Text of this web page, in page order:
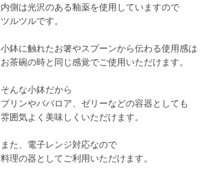
内側は光沢のある釉薬を使用していますので
ツルツルです。
小鉢に触れたお箸やスプーンから伝わる使用感は
お茶碗の時と同じ感覚でご使用いただけます。
そんな小鉢だから
プリンやババロア、ゼリーなどの容器としても
雰囲気よく美味しくいただけます。
また、電子レンジ対応なので
料理の器としてご利用いただけます。